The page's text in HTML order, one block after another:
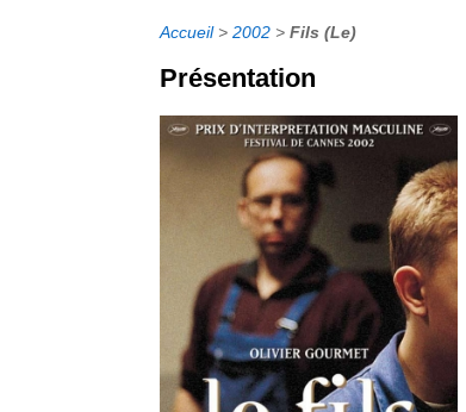
Accueil>2002 >Fils (Le)
Présentation